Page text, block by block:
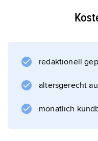
redaktionell
altersgerecht
monatlich